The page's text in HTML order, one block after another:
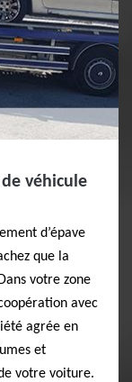
véhicule
d’épave
que la
votre zone
avec
agrée en
et
votre voiture.